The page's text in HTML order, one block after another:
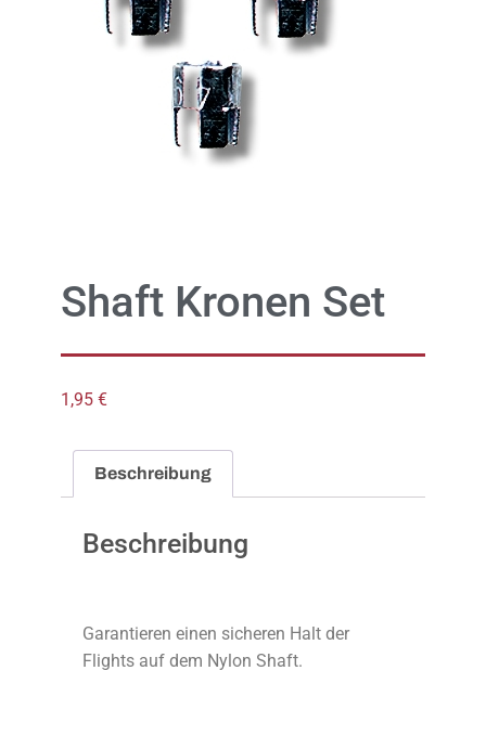
Shaft Kronen Set
1,95 €
Beschreibung
Beschreibung
Garantieren einen sicheren Halt der
Flights auf dem Nylon Shaft.